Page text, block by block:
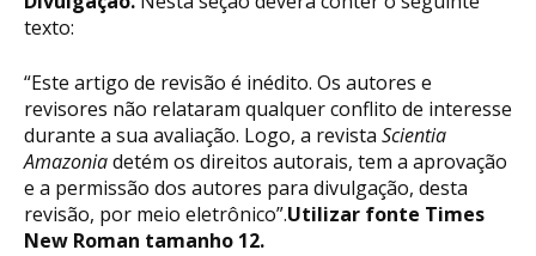
texto:
“Este artigo de revisão é inédito. Os autores e
revisores não relataram qualquer conflito de interesse
durante a sua avaliação. Logo, a revista Scientia
Amazoniadetém os direitos autorais, tem a aprovação
e a permissão dos autores para divulgação, desta
revisão, por meio eletrônico”.Utilizar fonte Times
New Roman tamanho 12.